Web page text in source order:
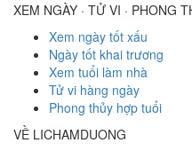
XEM NGÀY · TỬ VI · PHONG
Xem ngày tốt xấu
Ngày tốt khai trương
Xem tuổi làm nhà
Tử vi hàng ngày
Phong thủy hợp tuổi
VỀ LICHAMDUONG